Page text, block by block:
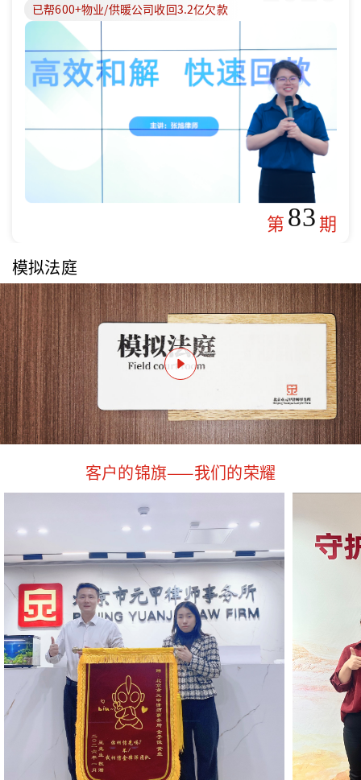
已帮600+物业/供暖公司收回3.2亿欠款
第83期
模拟法庭
客户的锦旗——我们的荣耀